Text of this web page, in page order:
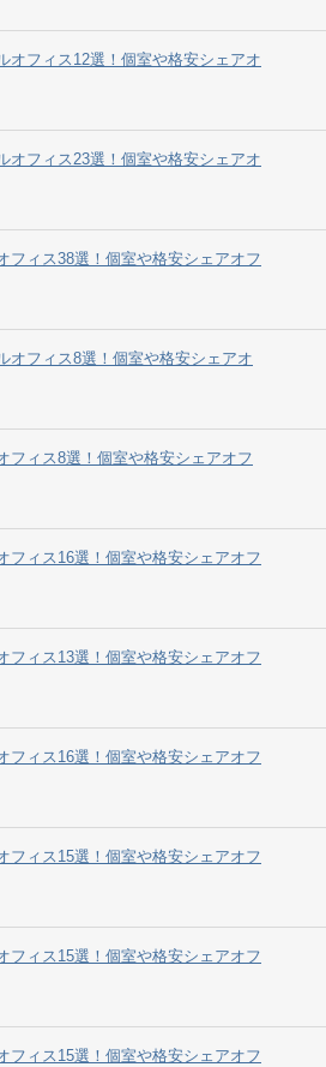
オフィス12選！個室や格安シェアオ
オフィス23選！個室や格安シェアオ
フィス38選！個室や格安シェアオフ
オフィス8選！個室や格安シェアオ
フィス8選！個室や格安シェアオフ
フィス16選！個室や格安シェアオフ
フィス13選！個室や格安シェアオフ
フィス16選！個室や格安シェアオフ
フィス15選！個室や格安シェアオフ
フィス15選！個室や格安シェアオフ
フィス15選！個室や格安シェアオフ